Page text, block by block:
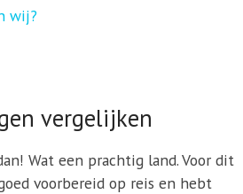
wij?
vergelijken
Wat een prachtig land. Voor dit
voorbereid op reis en hebt